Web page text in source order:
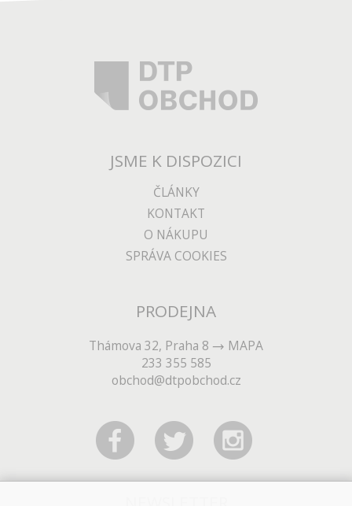
JSME K DISPOZICI
ČLÁNKY
KONTAKT
O NÁKUPU
SPRÁVA COOKIES
PRODEJNA
Thámova 32, Praha 8
MAPA
233 355 585
obchod@dtpobchod.cz